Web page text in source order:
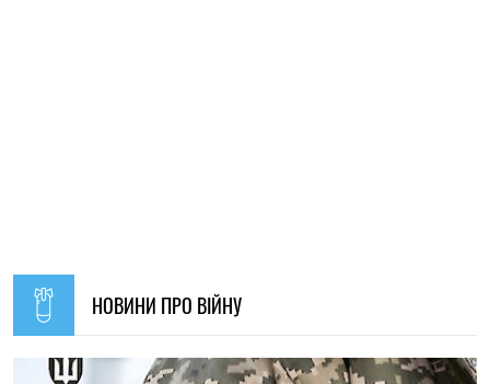
11:59, 07.08.2026
Матеріальна допомога військовим у 2026 році: як
отримати виплату на соціально-побутові потреби